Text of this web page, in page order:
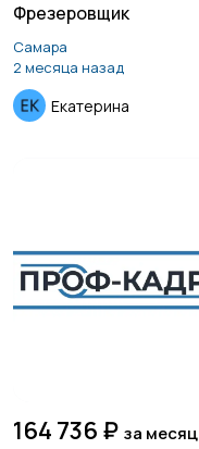
Финансы
Фрезеровщик
Самара
2 месяца назад
Екатерина
164 736 ₽ за месяц